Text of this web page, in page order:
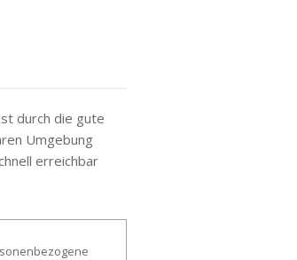
durch die gute
Umgebung
erreichbar